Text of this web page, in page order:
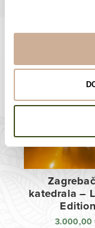
katedrala –
Edition
3.000,00